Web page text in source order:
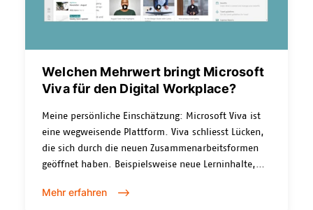
Welchen Mehrwert bringt Microsoft
Viva für den Digital Workplace?
Meine persönliche Einschätzung: Microsoft Viva ist
eine wegweisende Plattform. Viva schliesst Lücken,
die sich durch die neuen Zusammenarbeitsformen
geöffnet haben. Beispielsweise neue Lerninhalte,
an der Kaffeemaschine erfahren hat, werden mir
Mehr erfahren